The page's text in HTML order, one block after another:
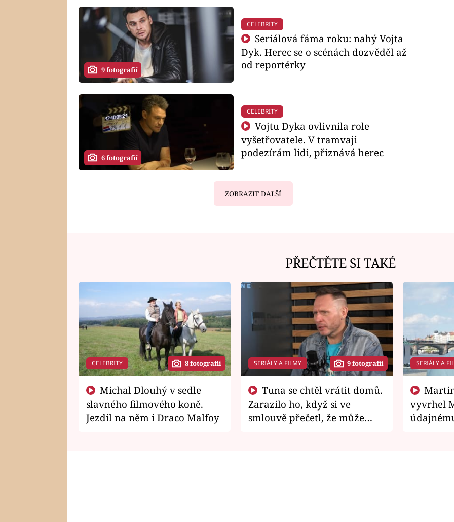
9 fotografií
CELEBRITY
Seriálová fáma roku: nahý Vojta
Dyk. Herec se o scénách dozvěděl až
od reportérky
6 fotografií
CELEBRITY
Vojtu Dyka ovlivnila role
vyšetřovatele. V tramvaji
podezírám lidi, přiznává herec
ZOBRAZIT DALŠÍ
PŘEČTĚTE SI TAKÉ
CELEBRITY 8 fotografií
slavného filmového koně.
Jezdil na něm i Draco Malfoy
SERIÁLY A FILMY 9 fotografií
Zarazilo ho, když si ve
smlouvě přečetl, že může
SERIÁLY A
vyvrhel